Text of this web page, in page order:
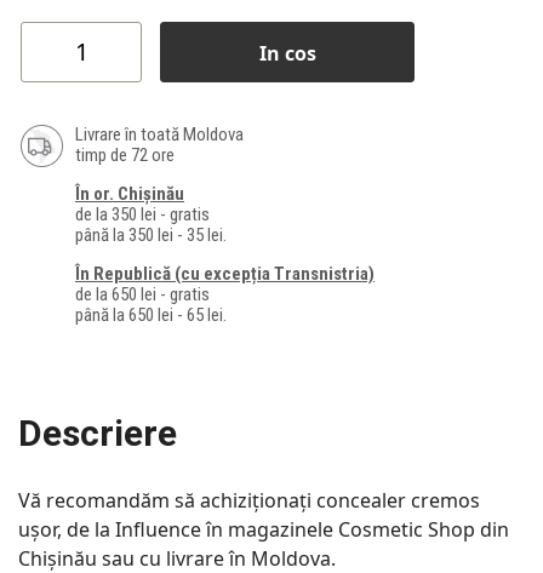
In cos
Livrare în toată Moldova
timp de 72 ore
În or. Chișinău
de la 350 lei - gratis
până la 350 lei - 35 lei.
În Republică (cu excepția Transnistria)
de la 650 lei - gratis
până la 650 lei - 65 lei.
Descriere
Vă recomandăm să achiziționați concealer cremos
ușor, de la Influence în magazinele Cosmetic Shop din
Chișinău sau cu livrare în Moldova.